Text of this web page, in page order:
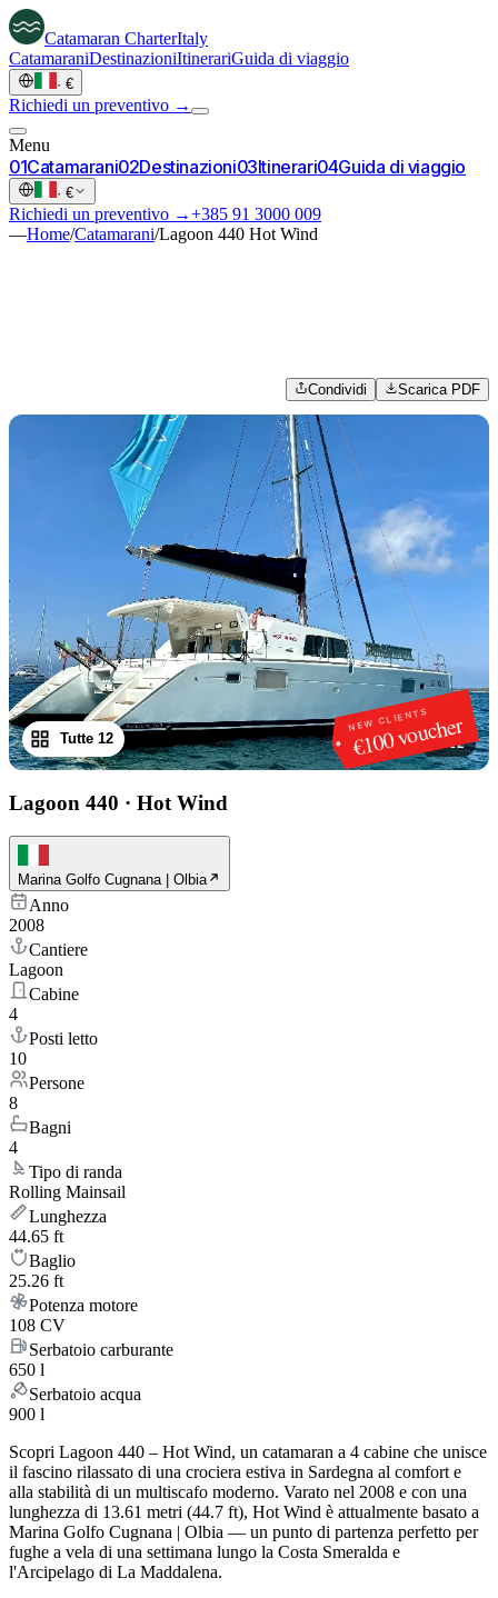
Catamaran CharterItaly
CatamaraniDestinazioniItinerariGuida di viaggio
· €
Richiedi un preventivo →
Menu
01Catamarani02Destinazioni03Itinerari04Guida di viaggio
· €
Richiedi un preventivo →+385 91 3000 009
—Home/Catamarani/Lagoon 440 Hot Wind
Condividi Scarica PDF
NEW CLIENTS
€100 voucher
1/12
Tutte 12
Lagoon 440 · Hot Wind
Marina Golfo Cugnana | Olbia
Anno
2008
Cantiere
Lagoon
Cabine
4
Posti letto
10
Persone
8
Bagni
4
Tipo di randa
Rolling Mainsail
Lunghezza
44.65 ft
Baglio
25.26 ft
Potenza motore
108 CV
Serbatoio carburante
650 l
Serbatoio acqua
900 l
Scopri Lagoon 440 – Hot Wind, un catamaran a 4 cabine che unisce
il fascino rilassato di una crociera estiva in Sardegna al comfort e
alla stabilità di un multiscafo moderno. Varato nel 2008 e con una
lunghezza di 13.61 metri (44.7 ft), Hot Wind è attualmente basato a
Marina Golfo Cugnana | Olbia — un punto di partenza perfetto per
fughe a vela di una settimana lungo la Costa Smeralda e
l'Arcipelago di La Maddalena.